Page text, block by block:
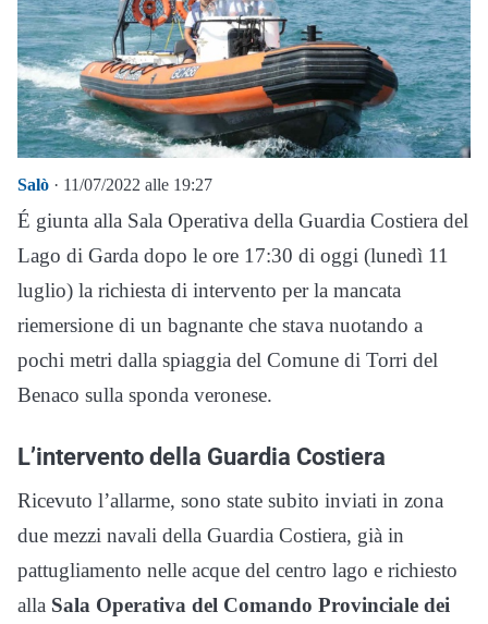
Salò · 11/07/2022 alle 19:27
É giunta alla Sala Operativa della Guardia Costiera del
Lago di Garda dopo le ore 17:30 di oggi (lunedì 11
luglio) la richiesta di intervento per la mancata
riemersione di un bagnante che stava nuotando a
pochi metri dalla spiaggia del Comune di Torri del
Benaco sulla sponda veronese.
L’intervento della Guardia Costiera
Ricevuto l’allarme, sono state subito inviati in zona
due mezzi navali della Guardia Costiera, già in
pattugliamento nelle acque del centro lago e richiesto
alla Sala Operativa del Comando Provinciale dei